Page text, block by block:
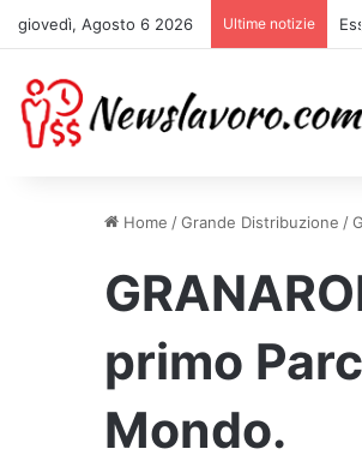
giovedì, Agosto 6 2026 Ultime notizie
Home /Grande Distribuzione /
primo
Mondo.